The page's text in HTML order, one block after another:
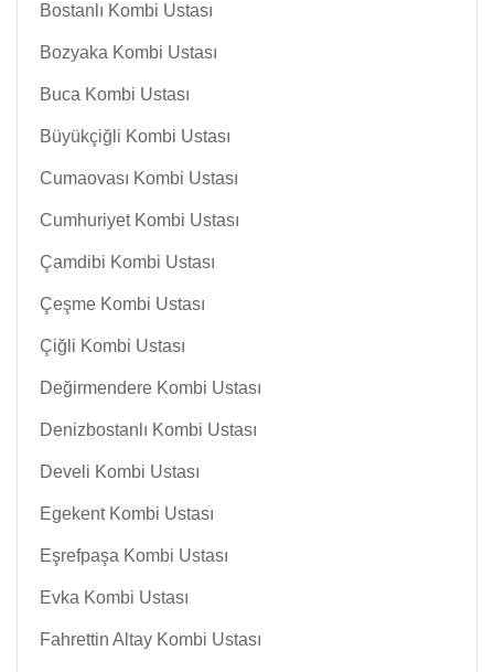
Bostanlı Kombi Ustası
Bozyaka Kombi Ustası
Buca Kombi Ustası
Büyükçiğli Kombi Ustası
Cumaovası Kombi Ustası
Cumhuriyet Kombi Ustası
Çamdibi Kombi Ustası
Çeşme Kombi Ustası
Çiğli Kombi Ustası
Değirmendere Kombi Ustası
Denizbostanlı Kombi Ustası
Develi Kombi Ustası
Egekent Kombi Ustası
Eşrefpaşa Kombi Ustası
Evka Kombi Ustası
Fahrettin Altay Kombi Ustası